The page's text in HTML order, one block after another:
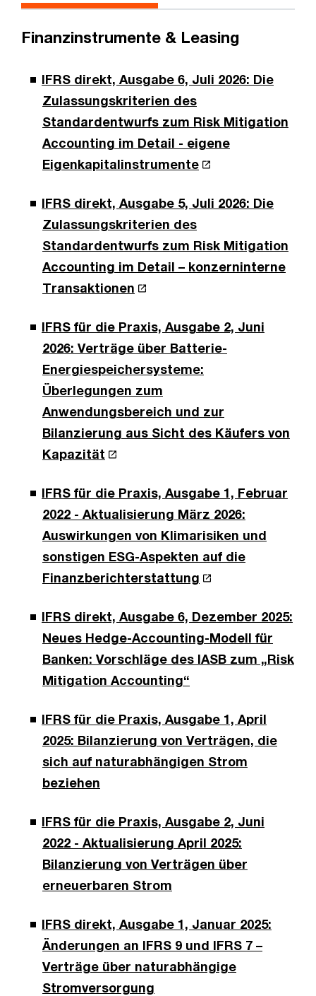
Finanzinstrumente & Leasing
IFRS direkt, Ausgabe 6, Juli 2026: Die
Zulassungskriterien des
Standardentwurfs zum Risk Mitigation
Accounting im Detail - eigene
Eigenkapitalinstrumente
IFRS direkt, Ausgabe 5, Juli 2026: Die
Zulassungskriterien des
Standardentwurfs zum Risk Mitigation
Accounting im Detail – konzerninterne
Transaktionen
IFRS für die Praxis, Ausgabe 2, Juni
2026: Verträge über Batterie-
Energiespeichersysteme:
Überlegungen zum
Anwendungsbereich und zur
Bilanzierung aus Sicht des Käufers von
Kapazität
IFRS für die Praxis, Ausgabe 1, Februar
2022 - Aktualisierung März 2026:
Auswirkungen von Klimarisiken und
sonstigen ESG-Aspekten auf die
Finanzberichterstattung
IFRS direkt, Ausgabe 6, Dezember 2025:
Neues Hedge-Accounting-Modell für
Banken: Vorschläge des IASB zum „Risk
Mitigation Accounting“
IFRS für die Praxis, Ausgabe 1, April
2025: Bilanzierung von Verträgen, die
sich auf naturabhängigen Strom
beziehen
IFRS für die Praxis, Ausgabe 2, Juni
2022 - Aktualisierung April 2025:
Bilanzierung von Verträgen über
erneuerbaren Strom
IFRS direkt, Ausgabe 1, Januar 2025:
Änderungen an IFRS 9 und IFRS 7 –
Verträge über naturabhängige
Stromversorgung